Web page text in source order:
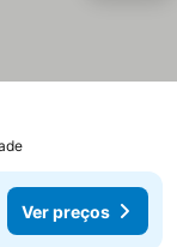
Ver preços